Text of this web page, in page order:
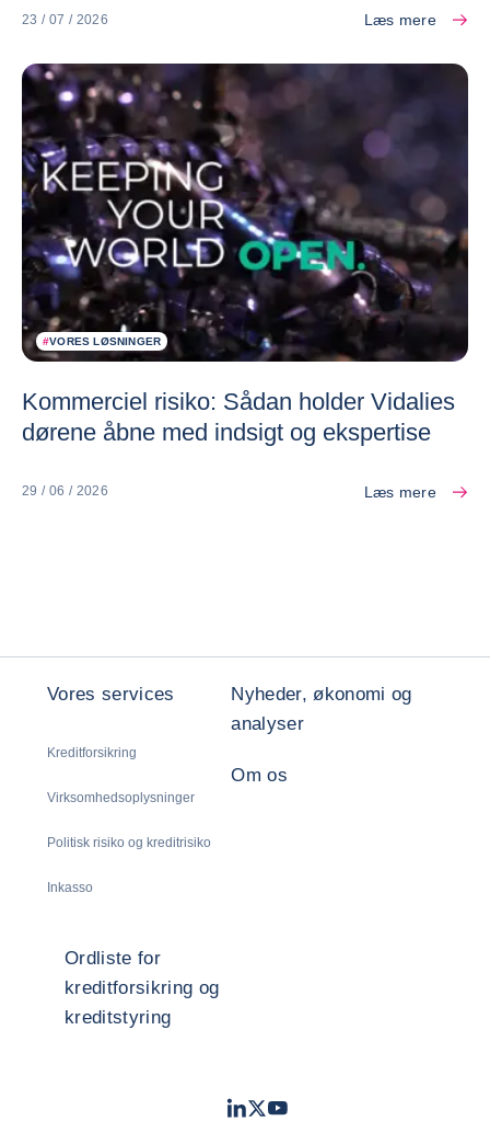
23 / 07 / 2026 Læs mere
#VORES LØSNINGER
Kommerciel risiko: Sådan holder Vidalies
dørene åbne med indsigt og ekspertise
29 / 06 / 2026 Læs mere
Vores services
Kreditforsikring
Virksomhedsoplysninger
Politisk risiko og kreditrisiko
Inkasso
Nyheder, økonomi og
analyser
Om os
Ordliste for
kreditforsikring og
kreditstyring
LinkedIn
TwitterYoutube